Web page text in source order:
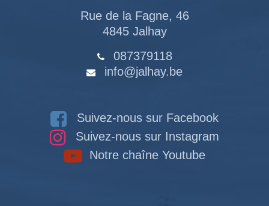
Rue de la Fagne, 46
4845 Jalhay
087379118
info@jalhay.be
Suivez-nous sur Facebook
Suivez-nous sur Instagram
Notre chaîne Youtube